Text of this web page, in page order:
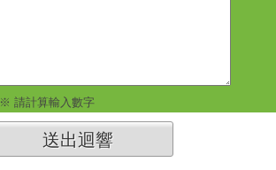
※ 請計算輸入數字
送出迴響